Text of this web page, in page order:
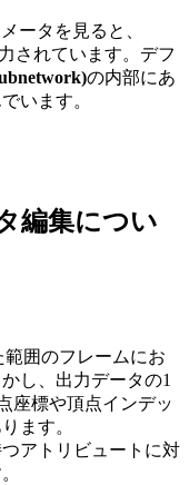
ータを見ると、
されています。デフ
の内部にあ
います。
編集につい
範囲のフレームにお
し、出力データの1
座標や頂点インデッ
ます。
アトリビュートに対